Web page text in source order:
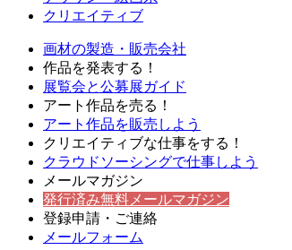
クリエイティブ
画材の製造・販売会社
作品を発表する！
展覧会と公募展ガイド
アート作品を売る！
アート作品を販売しよう
クリエイティブな仕事をする！
クラウドソーシングで仕事しよう
メールマガジン
発行済み無料メールマガジン
登録申請・ご連絡
メールフォーム